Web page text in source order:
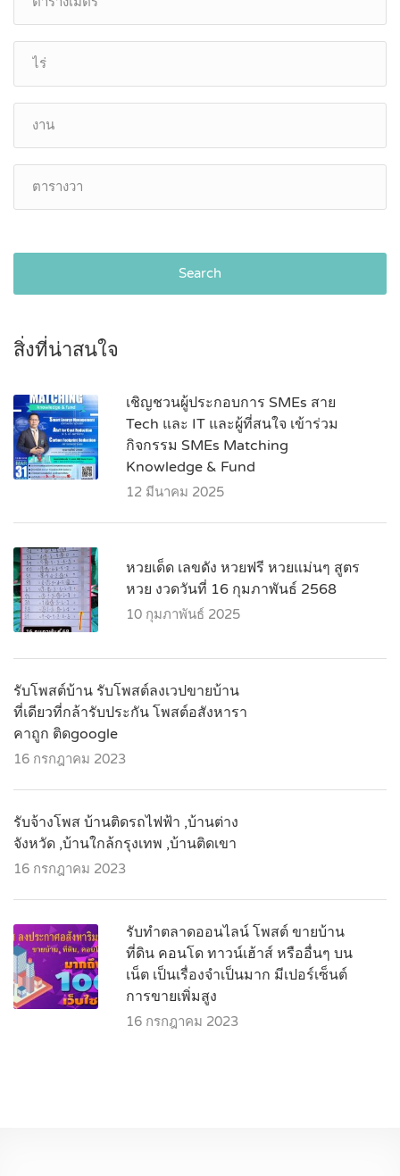
Search
สิ่งที่น่าสนใจ
เชิญชวนผู้ประกอบการ SMEs สาย
Tech และ IT และผู้ที่สนใจ เข้าร่วม
กิจกรรม SMEs Matching
Knowledge & Fund
12 มีนาคม 2025
หวยเด็ด เลขดัง หวยฟรี หวยแม่นๆ สูตร
หวย งวดวันที่ 16 กุมภาพันธ์ 2568
10 กุมภาพันธ์ 2025
รับโพสต์บ้าน รับโพสต์ลงเวปขายบ้าน
ที่เดียวที่กล้ารับประกัน โพสต์อสังหารา
คาถูก ติดgoogle
16 กรกฎาคม 2023
รับจ้างโพส บ้านติดรถไฟฟ้า ,บ้านต่าง
จังหวัด ,บ้านใกล้กรุงเทพ ,บ้านติดเขา
16 กรกฎาคม 2023
รับทำตลาดออนไลน์ โพสต์ ขายบ้าน
ที่ดิน คอนโด ทาวน์เฮ้าส์ หรืออื่นๆ บน
เน็ต เป็นเรื่องจำเป็นมาก มีเปอร์เซ็นต์
การขายเพิ่มสูง
16 กรกฎาคม 2023